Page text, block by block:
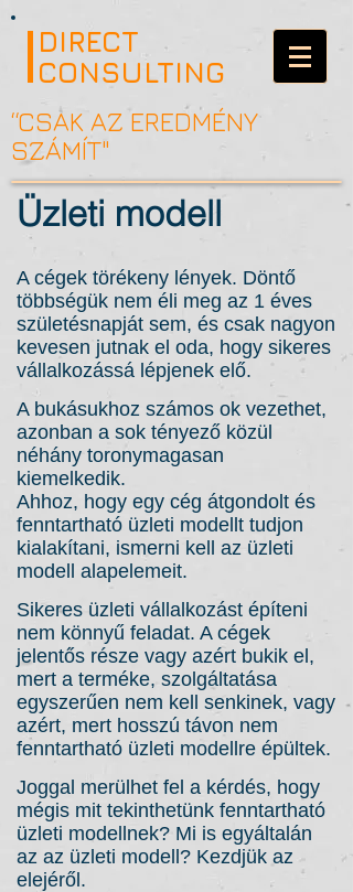
DIRECT
CONSULTING
“CSAK AZ EREDMÉNY
SZÁMÍT"
Üzleti modell
A cégek törékeny lények. Döntő
többségük nem éli meg az 1 éves
születésnapját sem, és csak nagyon
kevesen jutnak el oda, hogy sikeres
vállalkozássá lépjenek elő.
A bukásukhoz számos ok vezethet,
azonban a sok tényező közül
néhány toronymagasan
kiemelkedik.
Ahhoz, hogy egy cég átgondolt és
fenntartható üzleti modellt tudjon
kialakítani, ismerni kell az üzleti
modell alapelemeit.
Sikeres üzleti vállalkozást építeni
nem könnyű feladat. A cégek
jelentős része vagy azért bukik el,
mert a terméke, szolgáltatása
egyszerűen nem kell senkinek, vagy
azért, mert hosszú távon nem
fenntartható üzleti modellre épültek.
Joggal merülhet fel a kérdés, hogy
mégis mit tekinthetünk fenntartható
üzleti modellnek? Mi is egyáltalán
az az üzleti modell? Kezdjük az
elejéről.